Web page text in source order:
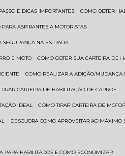
E DICAS IMPORTANTES COMO OBTER
ASPIRANTES A MOTORISTAS
SEGURANÇA NA ESTRADA
E MOTO COMO OBTER SUA CARTEIRA DE
COMO REALIZAR A ADIÇÃO/
TIRAR CARTEIRA DE HABILITAÇÃO DE CARROS
IDEAL COMO TIRAR CARTEIRA DE
DESCUBRA COMO APROVEITAR AO
PARA HABILITADOS E COMO ECONOMIZAR